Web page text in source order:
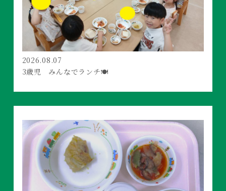
2026.08.07
3歳児 みんなでランチ🍽️